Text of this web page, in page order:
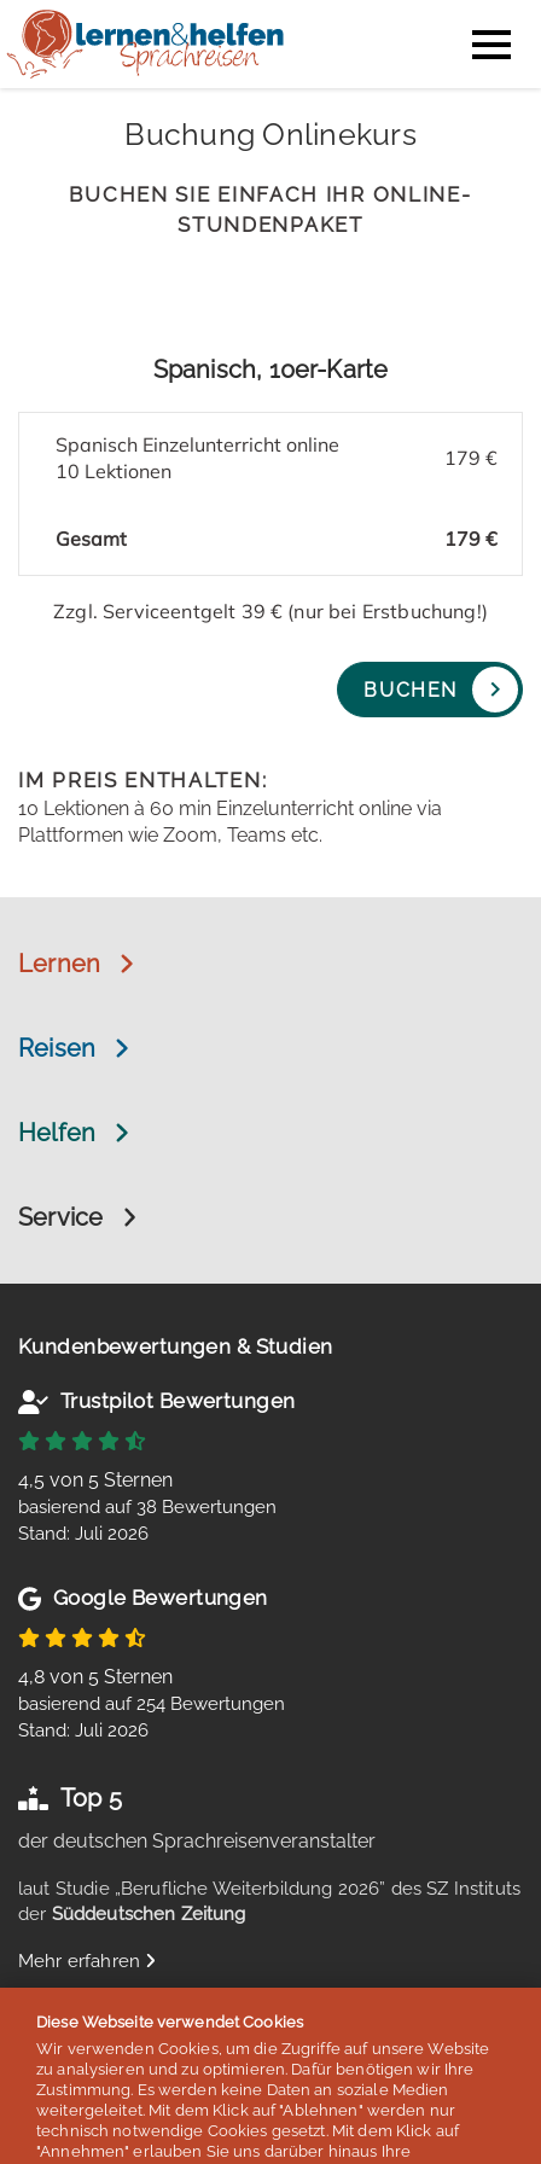
Buchung Onlinekurs
BUCHEN SIE EINFACH IHR ONLINE-
STUNDENPAKET
Spanisch, 10er-Karte
Spanisch Einzelunterricht online
10 Lektionen
179 €
Gesamt 179 €
Zzgl. Serviceentgelt 39 € (nur bei Erstbuchung!)
BUCHEN
IM PREIS ENTHALTEN:
10 Lektionen à 60 min Einzelunterricht online via
Plattformen wie Zoom, Teams etc.
Lernen
Reisen
Helfen
Service
Kundenbewertungen & Studien
Trustpilot Bewertungen
4,5 von 5 Sternen
basierend auf 38 Bewertungen
Stand: Juli 2026
Google Bewertungen
4,8 von 5 Sternen
basierend auf 254 Bewertungen
Stand: Juli 2026
Top 5
der deutschen Sprachreisenveranstalter
laut Studie „Berufliche Weiterbildung 2026” des SZ Instituts
der Süddeutschen Zeitung
Mehr erfahren
Auszeichnungen & Mitgliedschaften
Diese Webseite verwendet Cookies
Wir verwenden Cookies, um die Zugriffe auf unsere Website
zu analysieren und zu optimieren. Dafür benötigen wir Ihre
Zustimmung. Es werden keine Daten an soziale Medien
weitergeleitet. Mit dem Klick auf "Ablehnen" werden nur
technisch notwendige Cookies gesetzt. Mit dem Klick auf
"Annehmen" erlauben Sie uns darüber hinaus Ihre